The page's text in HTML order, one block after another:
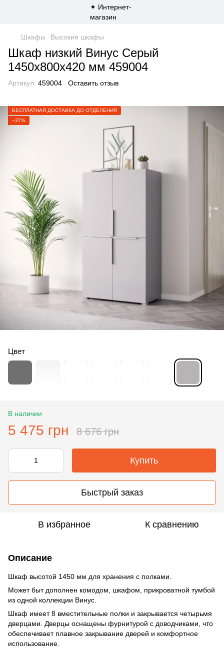
Шкафы Высокие шкафы
Шкаф низкий Винус Серый
1450х800х420 мм 459004
Артикул: 459004 Оставить отзыв
БЕСПЛАТНАЯ ДОСТАВКА ДО ОТДЕЛЕНИЯ
−37%
Цвет
В наличии
5 475 грн 8 676 грн
Купить
Быстрый заказ
В избранное К сравнению
Описание
Шкаф высотой 1450 мм для хранения с полками.
Может быт дополнен комодом, шкафом, прикроватной тумбой
из одной коллекции Винус.
Шкаф имеет 8 вместительные полки и закрывается четырьмя
дверцами. Дверцы оснащены фурнитурой с доводчиками, что
обеспечивает плавное закрывание дверей и комфортное
использование.